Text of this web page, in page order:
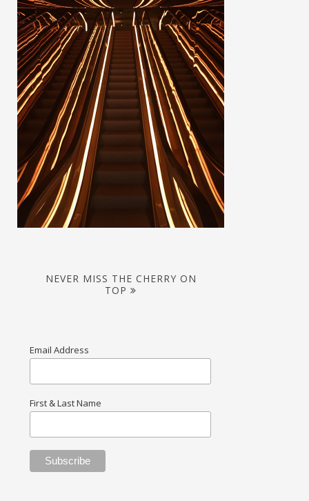
NEVER MISS THE CHERRY ON
TOP
Email Address
First & Last Name